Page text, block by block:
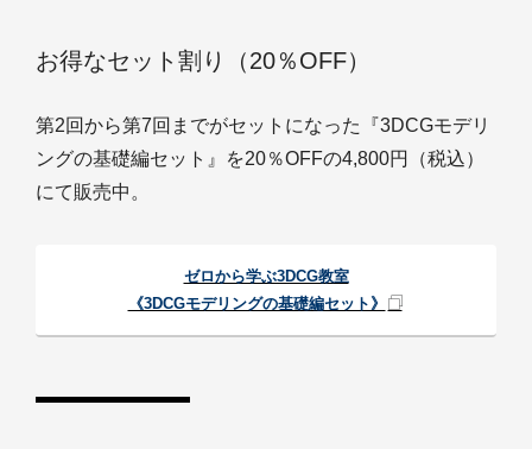
お得なセット割り（20％OFF）
第2回から第7回までがセットになった『3DCGモデリ
ングの基礎編セット』を20％OFFの4,800円（税込）
にて販売中。
ゼロから学ぶ3DCG教室
《3DCGモデリングの基礎編セット》